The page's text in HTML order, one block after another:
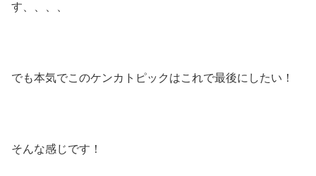
す、、、、
でも本気でこのケンカトピックはこれで最後にしたい！
そんな感じです！